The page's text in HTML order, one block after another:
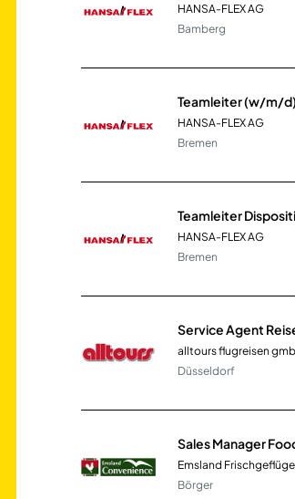
HANSA-FLEX AG
Bamberg
HANSA-FLEX AG
Bremen
HANSA-FLEX AG
Bremen
alltours flugreisen
Düsseldorf
Emsland
Börger